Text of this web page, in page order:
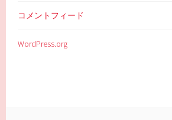
コメントフィード
WordPress.org